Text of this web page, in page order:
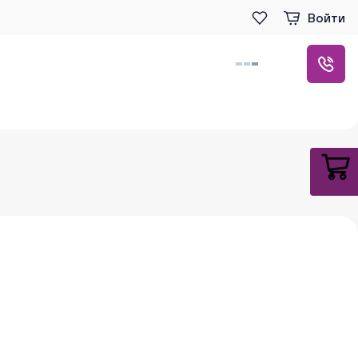
Войти